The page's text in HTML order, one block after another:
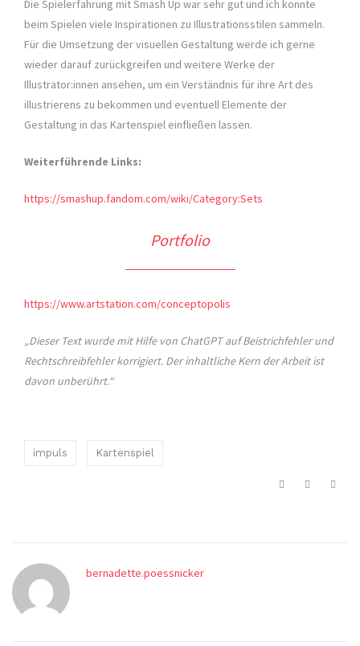
Die Spielerfahrung mit Smash Up war sehr gut und ich konnte
beim Spielen viele Inspirationen zu Illustrationsstilen sammeln.
Für die Umsetzung der visuellen Gestaltung werde ich gerne
wieder darauf zurückgreifen und weitere Werke der
Illustrator:innen ansehen, um ein Verständnis für ihre Art des
illustrierens zu bekommen und eventuell Elemente der
Gestaltung in das Kartenspiel einfließen lassen.
Weiterführende Links:
https://smashup.fandom.com/wiki/Category:Sets
Portfolio
https://www.artstation.com/conceptopolis
„Dieser Text wurde mit Hilfe von ChatGPT auf Beistrichfehler und
Rechtschreibfehler korrigiert. Der inhaltliche Kern der Arbeit ist
davon unberührt.“
impuls Kartenspiel
bernadette.poessnicker